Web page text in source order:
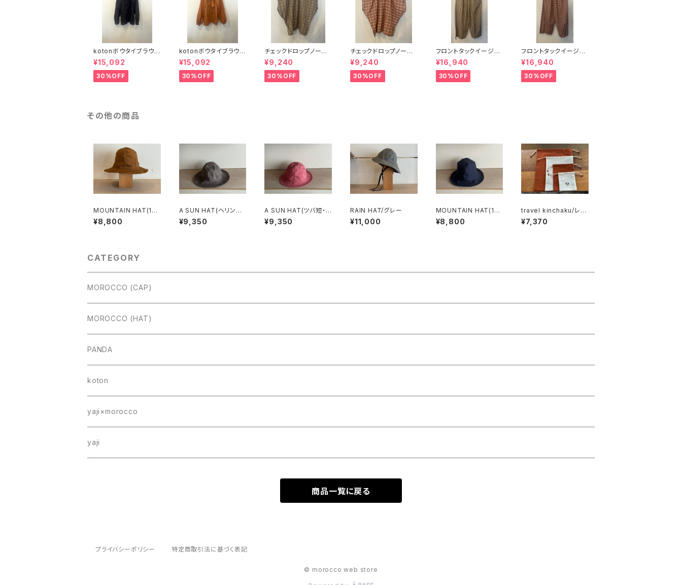
kotonボウタイブラウス
(黒)
¥15,092
30%OFF
kotonボウタイブラウス
(飴色)
¥15,092
30%OFF
チェックドロップノース
リーブ(カーキ)
¥9,240
30%OFF
チェックドロップノース
リーブ(ワインレッド)
¥9,240
30%OFF
フロントタックイージー
パンツ(カーキ)
¥16,940
30%OFF
フロントタックイージー
パンツ(ワインレッド)
¥16,940
30%OFF
その他の商品
MOUNTAIN HAT(11
号帆布)/シナモン
¥8,800
A SUN HAT(ヘリンボ
ン)/グレー
¥9,350
A SUN HAT(ツバ短・
ポプリン)/ピンク
¥9,350
RAIN HAT/グレー
¥11,000
MOUNTAIN HAT(11
号帆布)/ネイビー
¥8,800
travel kinchaku/レン
ガ4サイズセット
¥7,370
CATEGORY
MOROCCO (CAP)
MOROCCO (HAT)
PANDA
koton
yaji×morocco
yaji
商品一覧に戻る
プライバシーポリシー 特定商取引法に基づく表記
© morocco web store